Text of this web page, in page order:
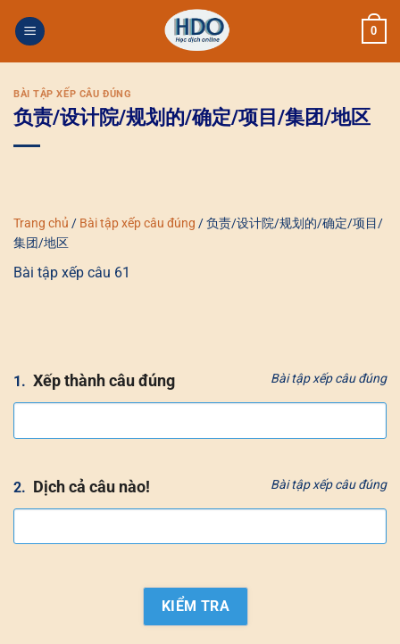
0
BÀI TẬP XẾP CÂU ĐÚNG
负责/设计院/规划的/确定/项目/集团/地区
Trang chủ / Bài tập xếp câu đúng /负责/设计院/规划的/确定/项目/
集团/地区
Bài tập xếp câu 61
1. Bài tập xếp câu đúng
Xếp thành câu đúng
2. Bài tập xếp câu đúng
Dịch cả câu nào!